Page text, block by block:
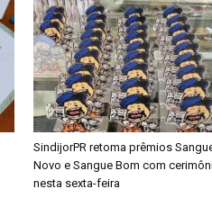
SindijorPR retoma prêmios
Novo e Sangue Bom com
nesta sexta-feira